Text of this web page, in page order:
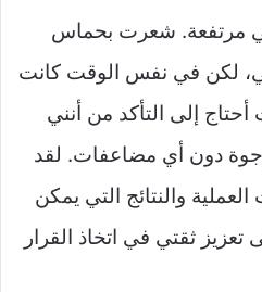
مرتفعة. شعرت بحماس
لكن في نفس الوقت كانت
إلى التأكد من أنني
دون أي مضاعفات. لقد
والنتائج التي يمكن
ثقتي في اتخاذ القرار